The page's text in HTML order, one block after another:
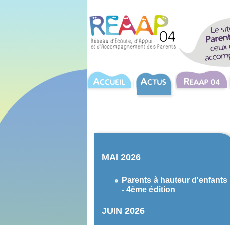
MAI 2026
Parents à hauteur d'enfants
- 4ème édition
JUIN 2026